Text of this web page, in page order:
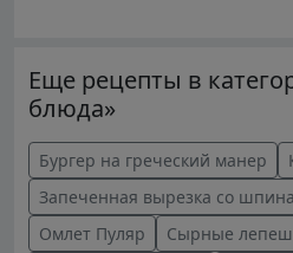
Еще рецепты в
блюда»
Бургер на греческий манер
Запеченная вырезка со
Омлет Пуляр
Сырные